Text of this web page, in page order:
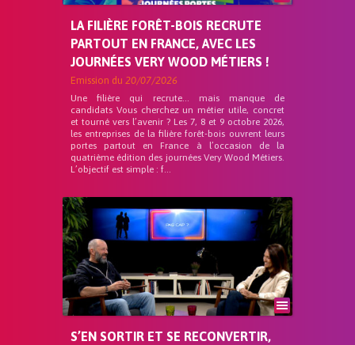
LA FILIÈRE FORÊT-BOIS RECRUTE
PARTOUT EN FRANCE, AVEC LES
JOURNÉES VERY WOOD MÉTIERS !
Emission du 20/07/2026
Une filière qui recrute… mais manque de
candidats Vous cherchez un métier utile, concret
et tourné vers l’avenir ? Les 7, 8 et 9 octobre 2026,
les entreprises de la filière forêt-bois ouvrent leurs
portes partout en France à l’occasion de la
quatrième édition des journées Very Wood Métiers.
L’objectif est simple : f...
S’EN SORTIR ET SE RECONVERTIR,